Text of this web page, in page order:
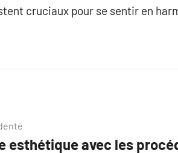
cruciaux pour se sentir en
esthétique avec les